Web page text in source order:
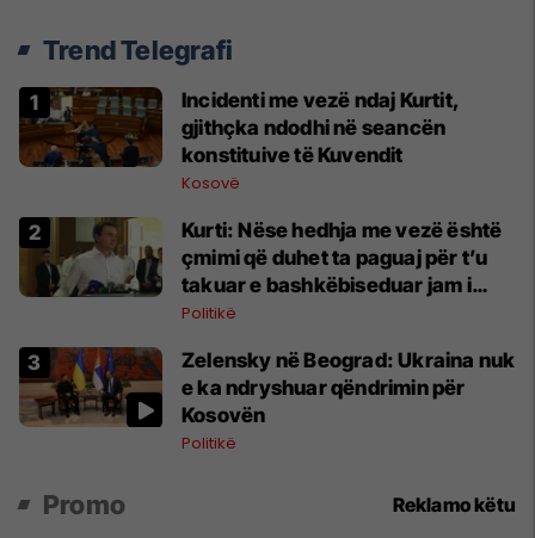
Trend Telegrafi
Incidenti me vezë ndaj Kurtit,
gjithçka ndodhi në seancën
konstituive të Kuvendit
Kosovë
Kurti: Nëse hedhja me vezë është
çmimi që duhet ta paguaj për t’u
takuar e bashkëbiseduar jam i
lumtur ta bëj këtë
Politikë
Zelensky në Beograd: Ukraina nuk
e ka ndryshuar qëndrimin për
Kosovën
Politikë
Promo Reklamo këtu